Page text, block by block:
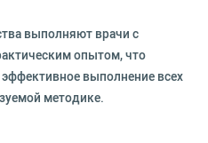
выполняют врачи с
опытом, что
выполнение всех
методике.